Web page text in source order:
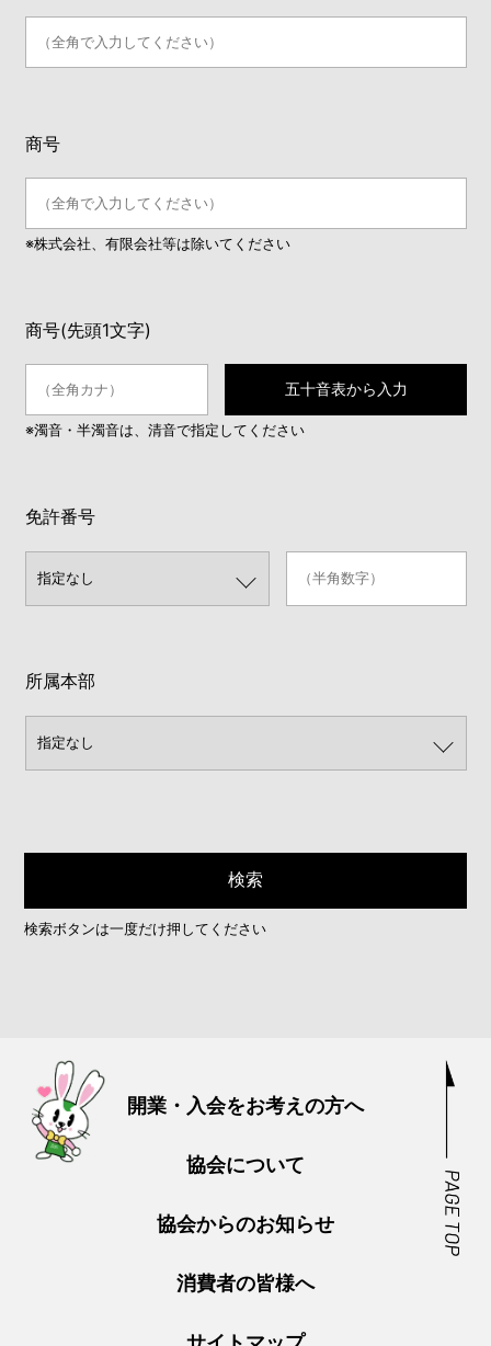
商号
※株式会社、有限会社等は除いてください
商号(先頭1文字)
五十音表から入力
※濁音・半濁音は、清音で指定してください
免許番号
所属本部
検索ボタンは一度だけ押してください
開業・入会をお考えの方へ
協会について
協会からのお知らせ
消費者の皆様へ